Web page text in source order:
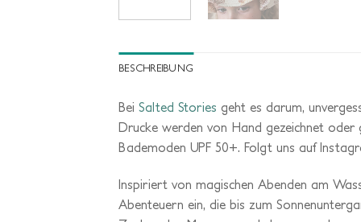
BESCHREIBUNG
Bei Salted Stories geht es darum,
Drucke werden von Hand gezeichnet
Bademoden UPF 50+. Folgt uns auf
Inspiriert von magischen Abenden am
Abenteuern ein, die bis zum